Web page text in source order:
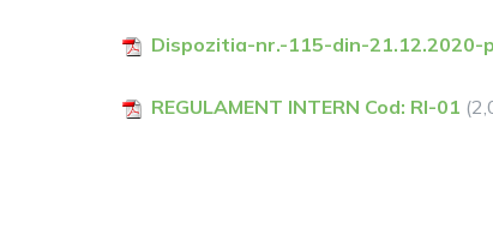
Dispozitia-nr.-115-din-
REGULAMENT INTERN Cod: RI-01